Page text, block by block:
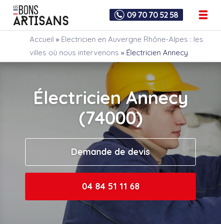
09 70 70 52 58
Accueil » Electricien en Auvergne Rhône-Alpes : les
villes où nous intervenons » Électricien Annecy
Électricien Annecy
(74000)
Demande de devis
04 84 51 11 68